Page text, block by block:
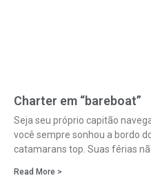
Charter em “bareboat”
Seja seu próprio capitão
você sempre sonhou a bordo
catamarans top. Suas férias
Read More >